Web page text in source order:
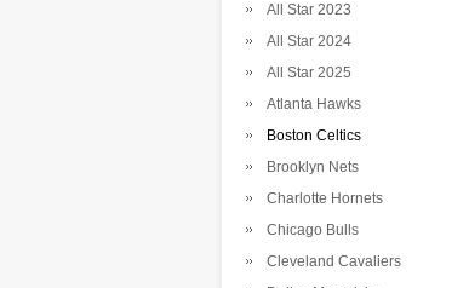
All Star 2023
All Star 2024
All Star 2025
Atlanta Hawks
Boston Celtics
Brooklyn Nets
Charlotte Hornets
Chicago Bulls
Cleveland Cavaliers